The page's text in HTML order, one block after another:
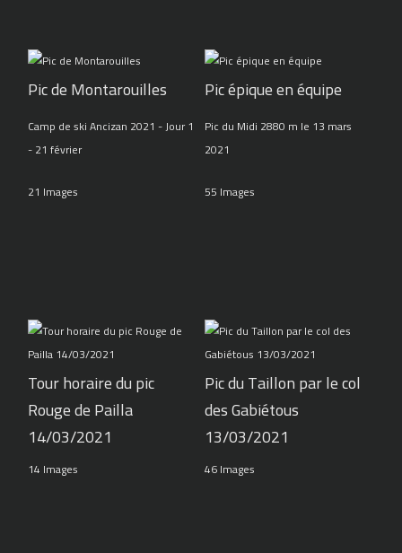
Pic de Montarouilles
Camp de ski Ancizan 2021 - Jour 1
- 21 février
21 Images
Pic épique en équipe
Pic du Midi 2880 m le 13 mars
2021
55 Images
Tour horaire du pic
Rouge de Pailla
14/03/2021
14 Images
Pic du Taillon par le col
des Gabiétous
13/03/2021
46 Images